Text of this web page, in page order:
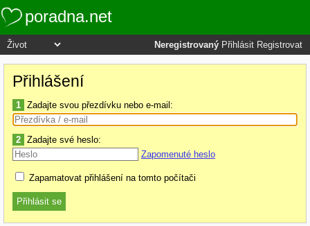
poradna.net
Neregistrovaný Přihlásit Registrovat
Přihlášení
1 Zadajte svou přezdívku nebo e-mail:
2 Zadajte své heslo:
Zapomenuté heslo
Zapamatovat přihlášení na tomto počítači